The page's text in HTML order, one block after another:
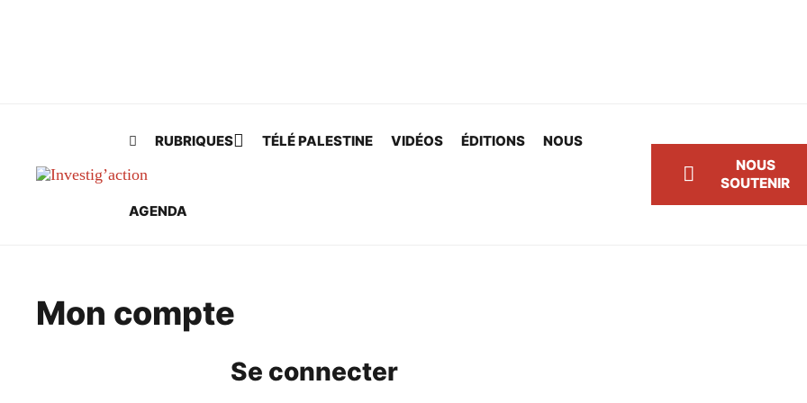
RUBRIQUES TÉLÉ PALESTINE VIDÉOS ÉDITIONS NOUS
AGENDA
NOUS
SOUTENIR
Mon compte
Se connecter